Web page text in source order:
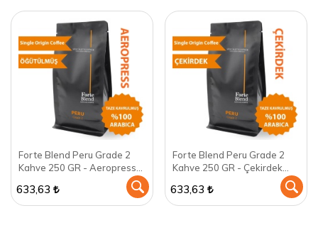
Forte Blend Peru Grade 2
Kahve 250 GR - Aeropress
633,63
Forte Blend Peru Grade 2
Kahve 250 GR - Çekirdek
633,63